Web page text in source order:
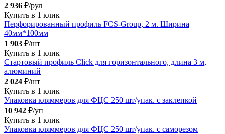
2 936 ₽/рул
Купить в 1 клик
Перфорированный профиль FCS-Group, 2 м. Ширина
40мм*100мм
1 903 ₽/шт
Купить в 1 клик
Стартовый профиль Click для горизонтального, длина 3 м,
алюминий
2 024 ₽/шт
Купить в 1 клик
Упаковка кляммеров для ФЦС 250 шт/упак. с заклепкой
10 942 ₽/уп
Купить в 1 клик
Упаковка кляммеров для ФЦС 250 шт/упак. с саморезом